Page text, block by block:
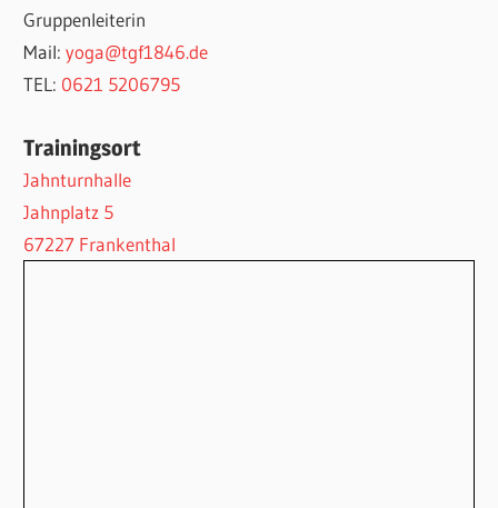
Gruppenleiterin
Mail:yoga@tgf1846.de
TEL: 0621 5206795
Trainingsort
Jahnturnhalle
Jahnplatz 5
67227 Frankenthal